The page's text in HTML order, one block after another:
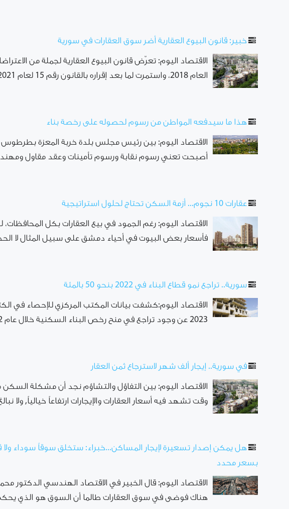
خبير: قانون البيوع العقارية أضر سوق العقارات في سورية
الاقتصاد اليوم: تعرّض قانون البيوع العقارية لجملة من
العام 2018، واستمرت لما بعد إقراره بالقانون رقم 15 لعام 2021، والتي ...
هذا ما سيدفعه المواطن من رسوم لحصوله على رخصة بناء
الاقتصاد اليوم: بين رئيس مجلس بلدة خربة المعزة
أصبحت تعني رسوم نقابة ورسوم تأمينات وعقد مقاول
عقارات 10 نجوم... أزمة السكن تحتاج لحلول استراتيجية
الاقتصاد اليوم: رغم الجمود في بيع العقارات بكل المحافظات،
فأسعار بعض البيوت في أحياء دمشق على سبيل المثال لا
سورية.. تراجع نمو قطاع البناء في 2022 بنحو 50 بالمئة
الاقتصاد اليوم:كشفت بيانات المكتب المركزي للإحصاء في
2023 عن وجود تراجع في منح رخص البناء السكنية خلال عام 2022 بمعدل 56 ...
في سورية.. إيجار ألف شهر لاسترجاع ثمن العقار
الاقتصاد اليوم: بين التفاؤل والتشاؤم نجد أن مشكلة
وقت تشهد فيه أسعار العقارات والإيجارات ارتفاعاً خيالياً, ولا
هل يمكن إصدار تسعيرة لإيجار المساكن...خبراء: ستخلق سوقاً سوداء ولا
بسعر محدد
الاقتصاد اليوم: قال الخبير في الاقتصاد الهندسي الدكتور
هناك فوضى في سوق العقارات طالما أن السوق هو الذي